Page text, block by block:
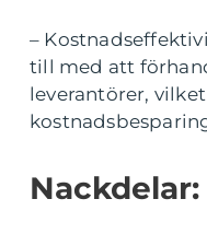
–
till med att
leverantörer,
Nackdelar: